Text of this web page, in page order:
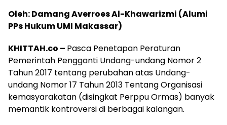
Oleh: Damang Averroes Al-Khawarizmi (Alumi
PPs Hukum UMI Makassar)
KHITTAH.co – Pasca Penetapan Peraturan
Pemerintah Pengganti Undang-undang Nomor 2
Tahun 2017 tentang perubahan atas Undang-
undang Nomor 17 Tahun 2013 Tentang Organisasi
kemasyarakatan (disingkat Perppu Ormas) banyak
memantik kontroversi di berbagai kalangan.